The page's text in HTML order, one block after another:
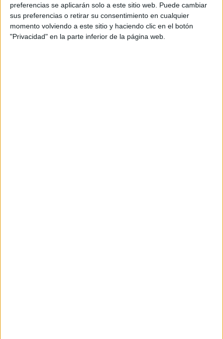
preferencias se aplicarán solo a este sitio web. Puede cambiar
sus preferencias o retirar su consentimiento en cualquier
momento volviendo a este sitio y haciendo clic en el botón
"Privacidad" en la parte inferior de la página web.
ENVIAR
PIN